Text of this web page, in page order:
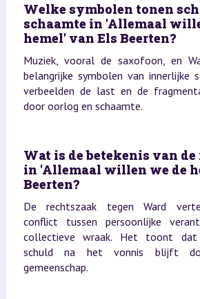
Welke symbolen tonen
schaamte in 'Allemaal
hemel' van Els Beerten?
Muziek, vooral de saxofoon, en
belangrijke symbolen van innerlijke
verbeelden de last en de
door oorlog en schaamte.
Wat is de betekenis van
in 'Allemaal willen we de
Beerten?
De rechtszaak tegen Ward
conflict tussen persoonlijke
collectieve wraak. Het toont dat
schuld na het vonnis blijft
gemeenschap.